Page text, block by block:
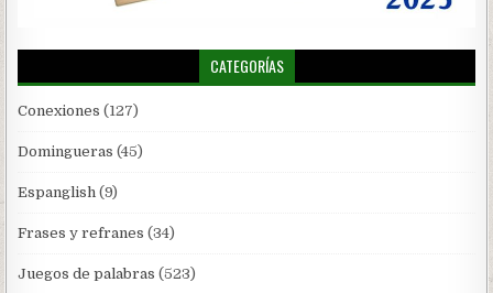
CATEGORÍAS
Conexiones (127)
Domingueras (45)
Espanglish (9)
Frases y refranes (34)
Juegos de palabras (523)